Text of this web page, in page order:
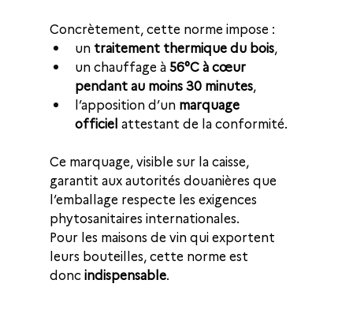
Concrètement, cette norme impose :
un traitement thermique du bois,
un chauffage à 56°C à cœur
pendant au moins 30 minutes,
l’apposition d’un marquage
officiel attestant de la conformité.
Ce marquage, visible sur la caisse,
garantit aux autorités douanières que
l’emballage respecte les exigences
phytosanitaires internationales.
Pour les maisons de vin qui exportent
leurs bouteilles, cette norme est
donc indispensable.